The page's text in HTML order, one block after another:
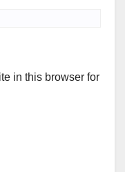
in this browser for